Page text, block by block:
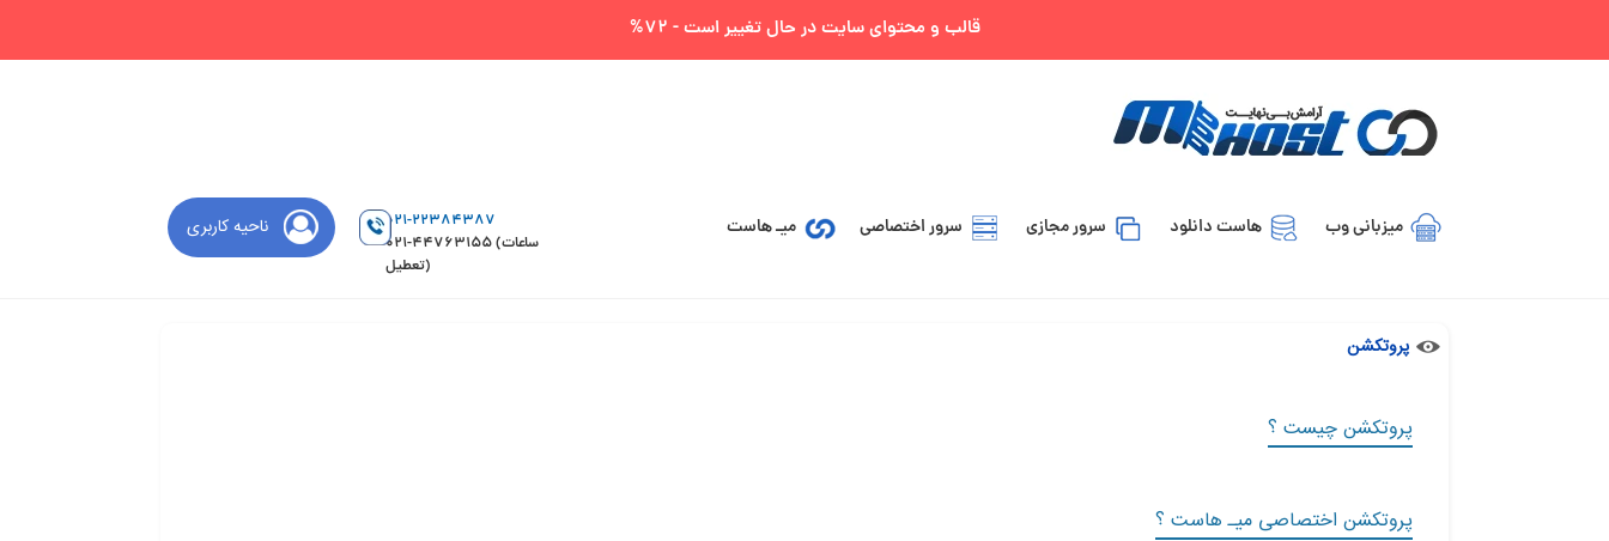
قالب و محتوای سایت در حال تغییر است - 72%
میزبانی وب هاست دانلود سرور مجازی سرور اختصاصی میـ هاست
021-22384387
021-44763155 (ساعات
تعطیل)
ناحیه کاربری
پروتکشن
پروتکشن چیست ؟
پروتکشن اختصاصی میـ هاست ؟